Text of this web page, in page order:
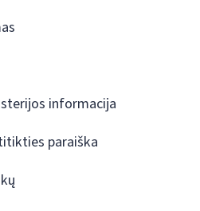
informacija
paraiška